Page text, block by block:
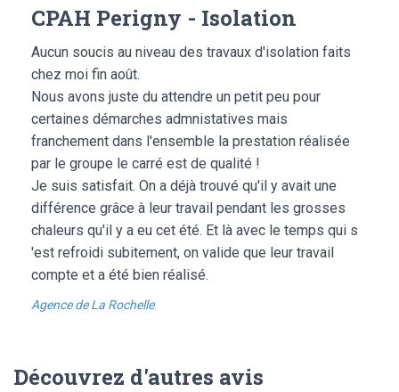
CPAH Perigny - Isolation
Aucun soucis au niveau des travaux d'isolation faits
chez moi fin août.
Nous avons juste du attendre un petit peu pour
certaines démarches admnistatives mais
franchement dans l'ensemble la prestation réalisée
par le groupe le carré est de qualité !
Je suis satisfait. On a déjà trouvé qu'il y avait une
différence grâce à leur travail pendant les grosses
chaleurs qu'il y a eu cet été. Et là avec le temps qui s
'est refroidi subitement, on valide que leur travail
compte et a été bien réalisé.
Agence de La Rochelle
Découvrez d'autres avis